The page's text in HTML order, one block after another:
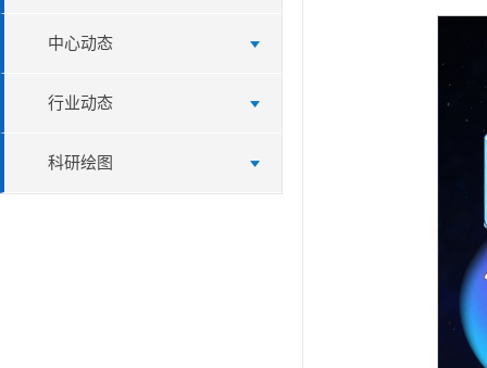
中心动态
行业动态
科研绘图